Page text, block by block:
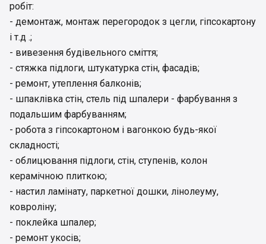
робіт:
- демонтаж, монтаж перегородок з цегли, гіпсокартону
і т.д .;
- вивезення будівельного сміття;
- стяжка підлоги, штукатурка стін, фасадів;
- ремонт, утеплення балконів;
- шпаклівка стін, стель під шпалери - фарбування з
подальшим фарбуванням;
- робота з гіпсокартоном і вагонкою будь-якої
складності;
- облицювання підлоги, стін, ступенів, колон
керамічною плиткою;
- настил ламінату, паркетної дошки, лінолеуму,
ковроліну;
- поклейка шпалер;
- ремонт укосів;